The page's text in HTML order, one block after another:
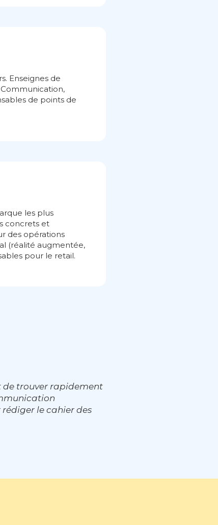
Enseignes de
Communication,
de points de
les plus
concrets et
des opérations
(réalité augmentée,
pour le retail.
de trouver rapidement
le cahier des